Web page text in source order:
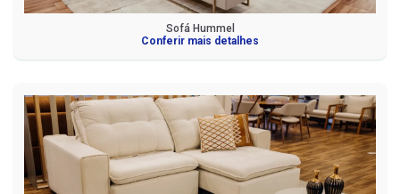
Sofá Hummel
Conferir mais detalhes